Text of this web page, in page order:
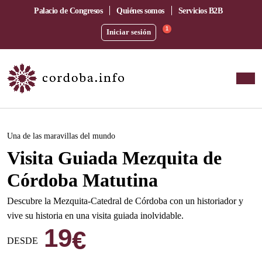
Palacio de Congresos Quiénes somos Servicios B2B
Iniciar sesión 1
Este evento ha pasado.
Una de las maravillas del mundo
Visita Guiada Mezquita de
Córdoba Matutina
Descubre la Mezquita-Catedral de Córdoba con un historiador y
vive su historia en una visita guiada inolvidable.
DESDE 19€